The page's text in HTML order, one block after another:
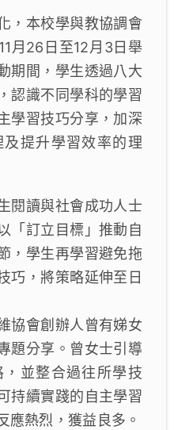
，本校學與教協調會
月26日至12月3日舉
期間，學生透過八大
認識不同學科的學習
學習技巧分享，加深
提升學習效率的理
閱讀與社會成功人士
「訂立目標」推動自
，學生再學習避免拖
巧，將策略延伸至日
協會創辦人曾有娣女
題分享。曾女士引導
並整合過往所學技
持續實踐的自主學習
應熱烈，獲益良多。